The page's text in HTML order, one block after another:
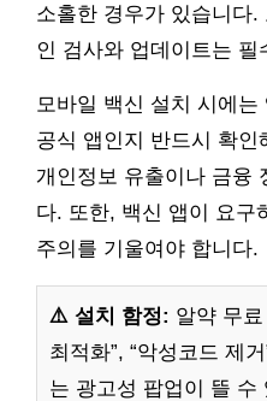
소홀한 경우가 있습니다.
인 검사와 업데이트는 필
모바일 백신 설치 시에
공식 앱인지 반드시 확
개인정보 유출이나 금융
다. 또한, 백신 앱이 요구
주의를 기울여야 합니다.
⚠️ 설치 함정: 알약 무
최적화”, “악성코드 제
는 광고성 팝업이 뜰 수